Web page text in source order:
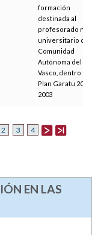
formación
destinada al
profesorado no
universitario de la
Comunidad
Autónoma del País
Vasco, dentro del
Plan Garatu 2002-
2003
2 3 4
EN LAS